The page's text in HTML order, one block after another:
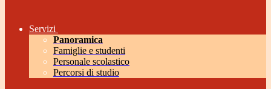
Servizi
Panoramica
Famiglie e studenti
Personale scolastico
Percorsi di studio